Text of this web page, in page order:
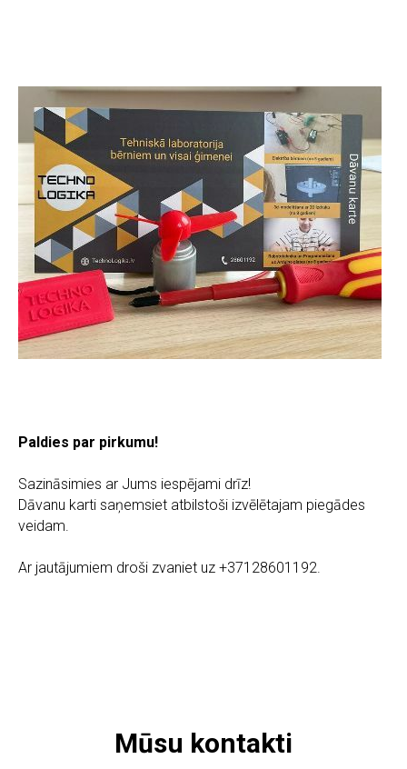
Paldies par pirkumu!
Sazināsimies ar Jums iespējami drīz!
Dāvanu karti saņemsiet atbilstoši izvēlētajam piegādes
veidam.
Ar jautājumiem droši zvaniet uz +37128601192.
Mūsu kontakti